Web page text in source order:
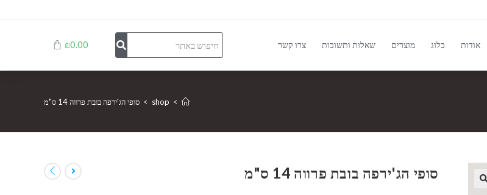
אודות בלוג מוצרים שאלות ותשובות צרו קשר ₪0.00
>
shop
> סופי הג'ירפה בובת פרווה 14 ס"מ
סופי הג'ירפה בובת פרווה 14 ס"מ